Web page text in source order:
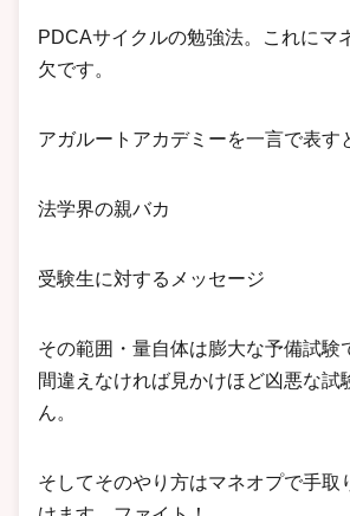
PDCAサイクルの勉強法。これにマ
欠です。
アガルートアカデミーを一言で表す
法学界の親バカ
受験生に対するメッセージ
その範囲・量自体は膨大な予備試験
間違えなければ見かけほど凶悪な試
ん。
そしてそのやり方はマネオプで手取